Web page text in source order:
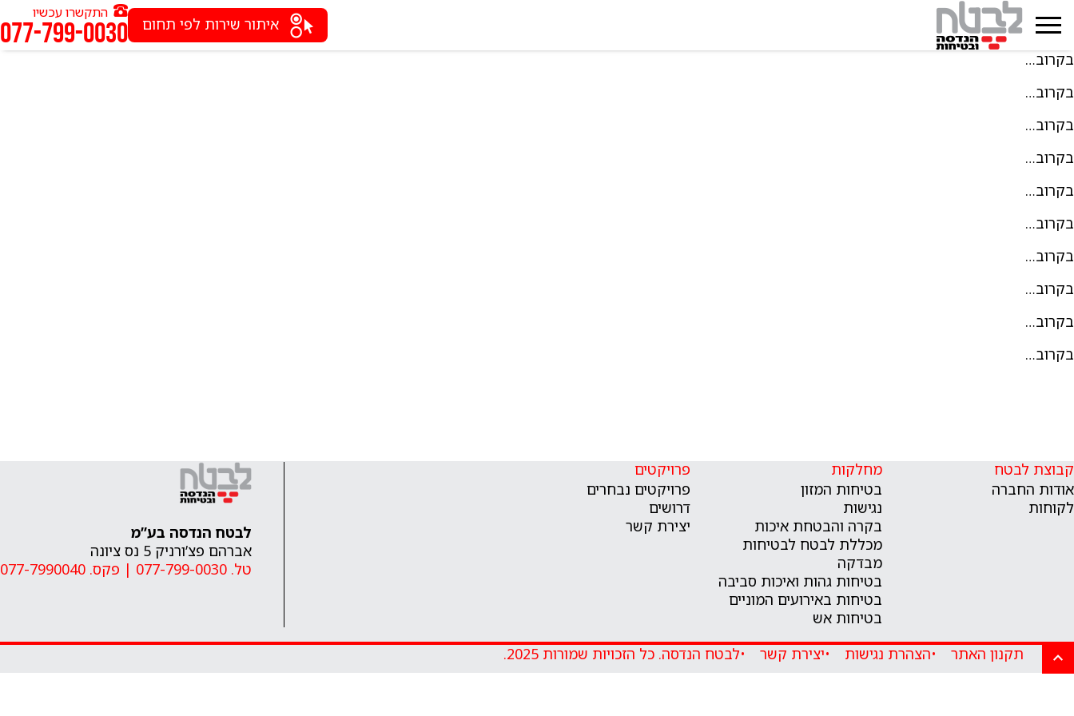
איתור שירות לפי תחום
התקשרו עכשיו
077-799-0030
בקרוב…
בקרוב…
בקרוב…
בקרוב…
בקרוב…
בקרוב…
בקרוב…
בקרוב…
בקרוב…
בקרוב…
לבטח הנדסה בע”מ
אברהם פצ’ורניק 5 נס ציונה
טל. 077-799-0030
| פקס. 077-7990040
קבוצת לבטח
אודות החברה
לקוחות
מחלקות
בטיחות המזון
נגישות
בקרה והבטחת איכות
מכללת לבטח לבטיחות
מבדקה
בטיחות גהות ואיכות סביבה
בטיחות באירועים המוניים
בטיחות אש
פרויקטים
פרויקטים נבחרים
דרושים
יצירת קשר
תקנון האתר הצהרת נגישות יצירת קשר לבטח הנדסה. כל הזכויות שמורות 2025.